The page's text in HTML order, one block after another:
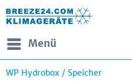
Menü
WP Hydrobox / Speicher